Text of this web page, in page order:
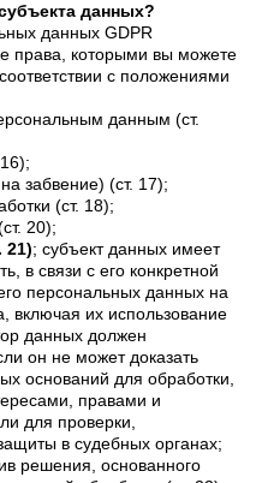
данных?
данных GDPR
права, которыми вы можете
с положениями
данным (ст.
забвение) (ст. 17);
(ст. 18);
20);
21); субъект данных имеет
в связи с его конкретной
персональных данных на
включая их использование
данных должен
он не может доказать
оснований для обработки,
правами и
для проверки,
в судебных органах;
решения, основанного